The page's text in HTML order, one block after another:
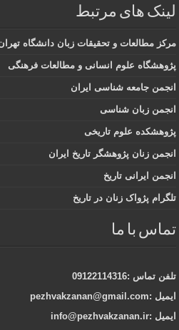
لینک های مرتبط
مرکز مطالعات و تحقیقات زبان دانشگاه
پژوهشگاه علوم انسانی و مطالعات فرهنگی
انجمن جامعه شناسی ایران
انجمن زبان شناسی
پژوهشکده علوم تاریخی
انجمن زنان پژوهشگر تاریخ ایران
انجمن ایرانی تاریخ
تلگرام پژواک زنان در تاریخ
تماس با ما
تلفن تماس :09122114316
ایمیل :pezhvakzanan@gmail.com
ایمیل :info@pezhvakzanan.ir